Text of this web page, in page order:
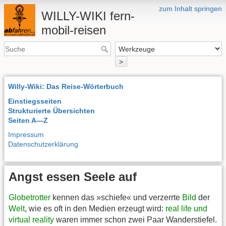
zum Inhalt springen
WILLY-WIKI fern-
mobil-reisen
>
Willy-Wiki: Das Reise-Wörterbuch
Einstiegsseiten
Strukturierte Übersichten
Seiten A—Z
Impressum
Datenschutzerklärung
Angst essen Seele auf
Globetrotter kennen das »schiefe« und verzerrte Bild der
Welt, wie es oft in den Medien erzeugt wird: real life und
virtual reality waren immer schon zwei Paar Wanderstiefel.